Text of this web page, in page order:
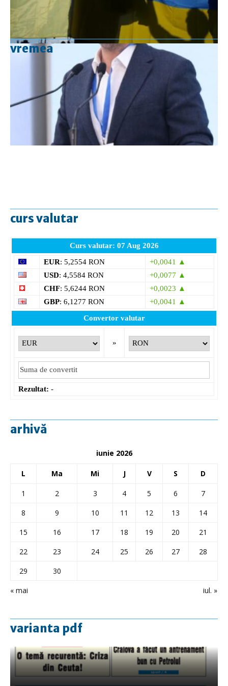
vremea
curs valutar
Curs valutar: 07 Aug 2026
EUR: 5,2554 RON
+0,0041 ▲
USD: 4,5584 RON
+0,0077 ▲
CHF: 5,6244 RON
+0,0023 ▲
GBP: 6,1277 RON
+0,0041 ▲
Convertor valutar
»
Rezultat: -
arhivă
iunie 2026
L Ma Mi J V S D
« mai iul. »
1 2 3 4 5 6
7
8
9 10 11 12 13
14
15
16 17 18 19 20
21
22
23 24 25 26 27
28
29
30
varianta pdf